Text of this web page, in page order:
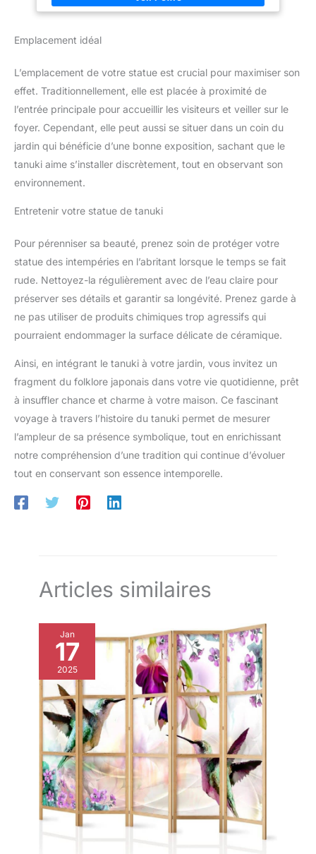
5–6 kg, le Bouddha se pose de façon stable au jardin, sur une
cadeau idéal pour les amateurs de jardin et de déco
Emplacement idéal
L’emplacement de votre statue est crucial pour maximiser son
effet. Traditionnellement, elle est placée à proximité de
l’entrée principale pour accueillir les visiteurs et veiller sur le
foyer. Cependant, elle peut aussi se situer dans un coin du
jardin qui bénéficie d’une bonne exposition, sachant que le
tanuki aime s’installer discrètement, tout en observant son
environnement.
Entretenir votre statue de tanuki
Pour pérenniser sa beauté, prenez soin de protéger votre
statue des intempéries en l’abritant lorsque le temps se fait
rude. Nettoyez-la régulièrement avec de l’eau claire pour
préserver ses détails et garantir sa longévité. Prenez garde à
ne pas utiliser de produits chimiques trop agressifs qui
pourraient endommager la surface délicate de céramique.
Ainsi, en intégrant le tanuki à votre jardin, vous invitez un
fragment du folklore japonais dans votre vie quotidienne, prêt
à insuffler chance et charme à votre maison. Ce fascinant
voyage à travers l’histoire du tanuki permet de mesurer
l’ampleur de sa présence symbolique, tout en enrichissant
notre compréhension d’une tradition qui continue d’évoluer
tout en conservant son essence intemporelle.
Articles similaires
Jan
17
2025